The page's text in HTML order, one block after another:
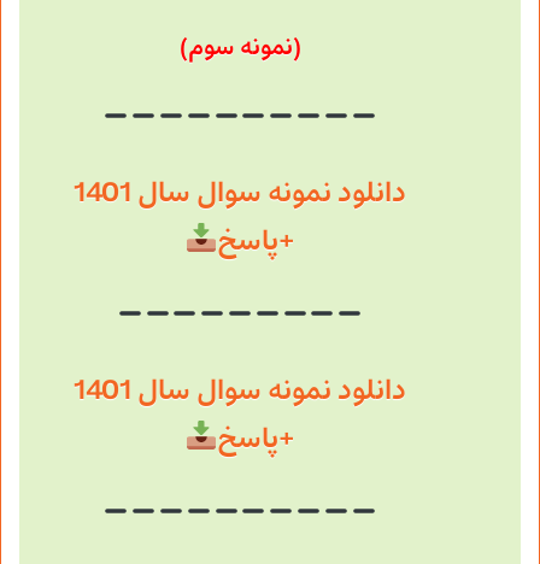
(نمونه سوم)
دانلود نمونه سوال سال 1401
+پاسخ
دانلود نمونه سوال سال 1401
+پاسخ